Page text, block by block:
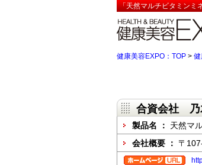
「天然マルチビタミンミ
健康美容EXPO：TOP >
合資会社 乃
製品名 ： 天然マ
会社概要 ： 〒